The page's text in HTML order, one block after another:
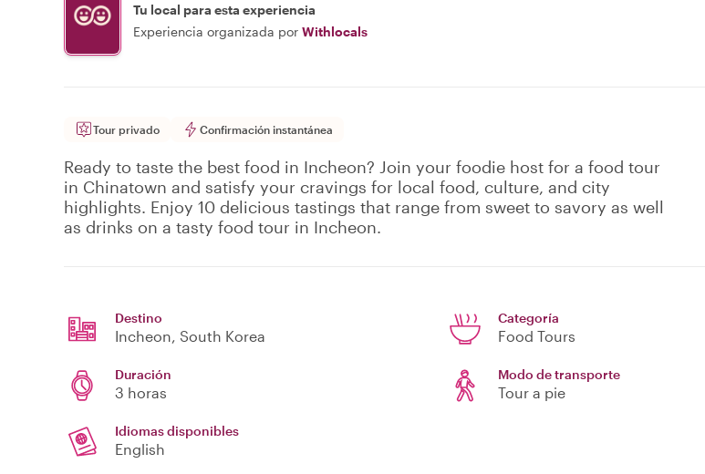
Tu local para esta experiencia
Experiencia organizada por Withlocals
Tour privado Confirmación instantánea
Ready to taste the best food in Incheon? Join your foodie host for a food tour
in Chinatown and satisfy your cravings for local food, culture, and city
highlights. Enjoy 10 delicious tastings that range from sweet to savory as well
as drinks on a tasty food tour in Incheon.
Destino
Incheon, South Korea
Categoría
Food Tours
Duración
3 horas
Modo de transporte
Tour a pie
Idiomas disponibles
English